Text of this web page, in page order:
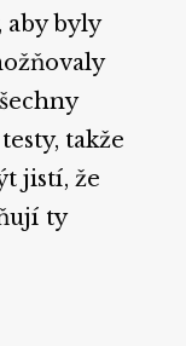
byly
takže
jistí, že
ty